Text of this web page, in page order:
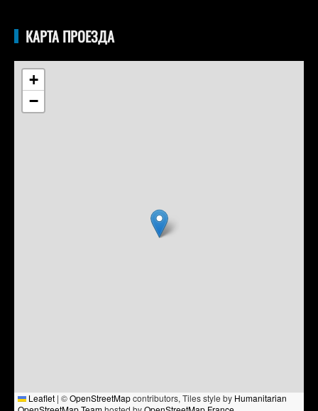
КАРТА ПРОЕЗДА
+
−
Leaflet | ©OpenStreetMapcontributors, Tiles style by Humanitarian